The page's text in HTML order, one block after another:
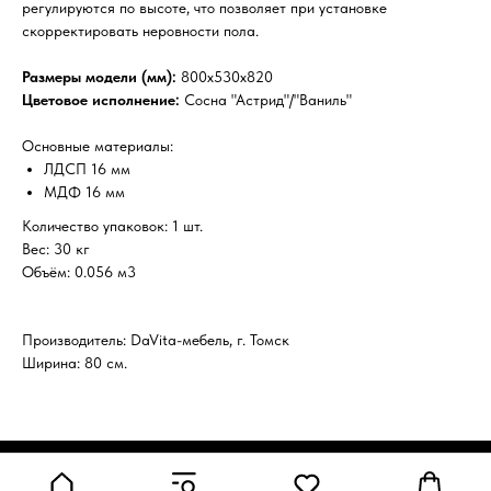
регулируются по высоте, что позволяет при установке
скорректировать неровности пола.
Размеры модели (мм): 800х530х820
Цветовое исполнение: Сосна "Астрид"/"Ваниль"
Основные материалы:
ЛДСП 16 мм
МДФ 16 мм
Количество упаковок: 1 шт.
Вес: 30 кг
Объём: 0.056 м3
Производитель: DaVita-мебель, г. Томск
Ширина: 80 см.
Made on Tilda